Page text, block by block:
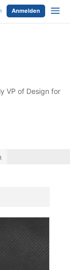
Anmelden
VP of Design for